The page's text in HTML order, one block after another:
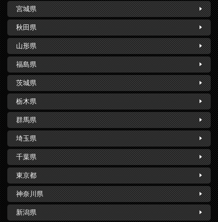
宮城県
秋田県
山形県
福島県
茨城県
栃木県
群馬県
埼玉県
千葉県
東京都
神奈川県
新潟県